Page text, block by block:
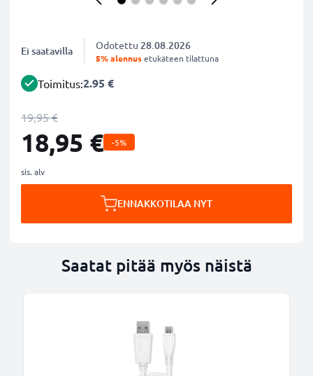
Ei saatavilla Odotettu 28.08.2026
5% alennusetukäteen tilattuna
Toimitus:2.95 €
19,95 €
18,95 € -5%
sis. alv
ENNAKKOTILAA NYT
Saatat pitää myös näistä